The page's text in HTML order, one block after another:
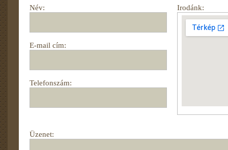
Név: Irodánk:
E-mail cím:
Telefonszám:
Üzenet: